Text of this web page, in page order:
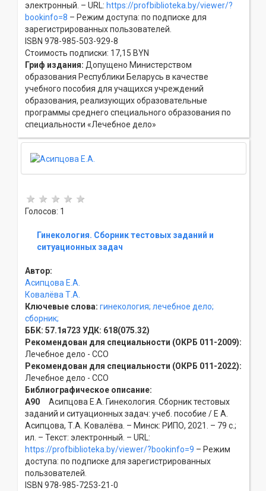
электронный. – URL: https://profbiblioteka.by/viewer/?
bookinfo=8 – Режим доступа: по подписке для
зарегистрированных пользователей.
ISBN 978-985-503-929-8
Стоимость подписки: 17,15 BYN
Гриф издания: Допущено Министерством
образования Республики Беларусь в качестве
учебного пособия для учащихся учреждений
образования, реализующих образовательные
программы среднего специального образования по
специальности «Лечебное дело»
Голосов: 1
Гинекология. Сборник тестовых заданий и
ситуационных задач
Автор:
Асипцова Е.А.
Ковалёва Т.А.
Ключевые слова: гинекология; лечебное дело;
сборник;
ББК: 57.1я723 УДК: 618(075.32)
Рекомендован для специальности (ОКРБ 011-2009):
Лечебное дело - ССO
Рекомендован для специальности (ОКРБ 011-2022):
Лечебное дело - ССO
Библиографическое описание:
А90 Асипцова Е.А. Гинекология. Сборник тестовых
заданий и ситуационных задач: учеб. пособие / Е А.
Асипцова, Т.А. Ковалёва. – Минск: РИПО, 2021. – 79 с.;
ил. – Текст: электронный. – URL:
https://profbiblioteka.by/viewer/?bookinfo=9 – Режим
доступа: по подписке для зарегистрированных
пользователей.
ISBN 978-985-7253-21-0